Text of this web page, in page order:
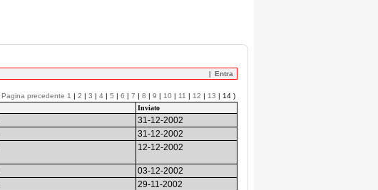
Entra
Pagina precedente 1 | 2 | 3 | 4 | 5 | 6 | 7 | 8 | 9 | 10 | 11 | 12 | 13 | 14 )
Inviato
31-12-2002
31-12-2002
12-12-2002
03-12-2002
29-11-2002